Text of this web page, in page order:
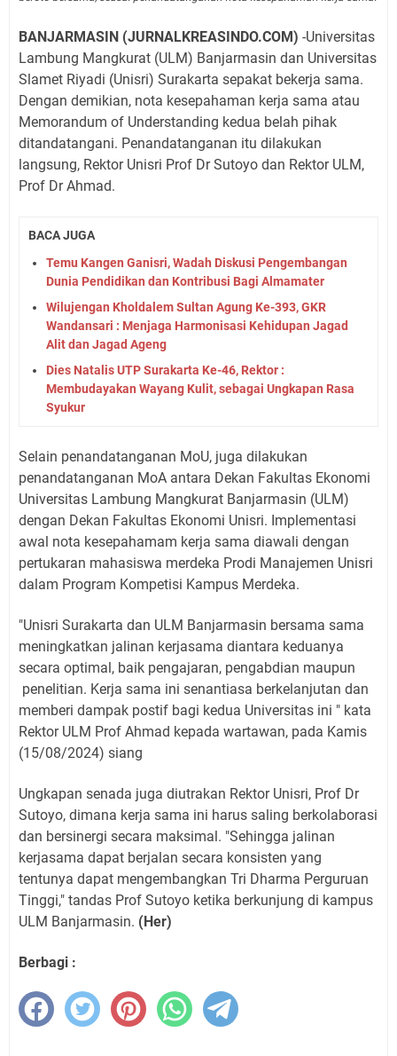
BANJARMASIN (JURNALKREASINDO.COM) -Universitas
Lambung Mangkurat (ULM) Banjarmasin dan Universitas
Slamet Riyadi (Unisri) Surakarta sepakat bekerja sama.
Dengan demikian, nota kesepahaman kerja sama atau
Memorandum of Understanding kedua belah pihak
ditandatangani. Penandatanganan itu dilakukan
langsung, Rektor Unisri Prof Dr Sutoyo dan Rektor ULM,
Prof Dr Ahmad.
BACA JUGA
Temu Kangen Ganisri, Wadah Diskusi Pengembangan
Dunia Pendidikan dan Kontribusi Bagi Almamater
Wilujengan Kholdalem Sultan Agung Ke-393, GKR
Wandansari : Menjaga Harmonisasi Kehidupan Jagad
Alit dan Jagad Ageng
Dies Natalis UTP Surakarta Ke-46, Rektor :
Membudayakan Wayang Kulit, sebagai Ungkapan Rasa
Syukur
Selain penandatanganan MoU, juga dilakukan
penandatanganan MoA antara Dekan Fakultas Ekonomi
Universitas Lambung Mangkurat Banjarmasin (ULM)
dengan Dekan Fakultas Ekonomi Unisri. Implementasi
awal nota kesepahamam kerja sama diawali dengan
pertukaran mahasiswa merdeka Prodi Manajemen Unisri
dalam Program Kompetisi Kampus Merdeka.
"Unisri Surakarta dan ULM Banjarmasin bersama sama
meningkatkan jalinan kerjasama diantara keduanya
secara optimal, baik pengajaran, pengabdian maupun
penelitian. Kerja sama ini senantiasa berkelanjutan dan
memberi dampak postif bagi kedua Universitas ini " kata
Rektor ULM Prof Ahmad kepada wartawan, pada Kamis
(15/08/2024) siang
Ungkapan senada juga diutrakan Rektor Unisri, Prof Dr
Sutoyo, dimana kerja sama ini harus saling berkolaborasi
dan bersinergi secara maksimal. "Sehingga jalinan
kerjasama dapat berjalan secara konsisten yang
tentunya dapat mengembangkan Tri Dharma Perguruan
Tinggi," tandas Prof Sutoyo ketika berkunjung di kampus
ULM Banjarmasin. (Her)
Berbagi :